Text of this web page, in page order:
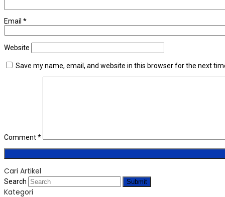
Email *
Website
Save my name, email, and website in this browser for the next
Comment*
Cari Artikel
Search Submit
Kategori